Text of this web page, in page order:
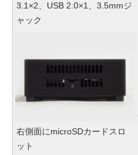
3.1×2、USB 2.0×1、3.5mmジ
ャック
右側面にmicroSDカードスロ
ット